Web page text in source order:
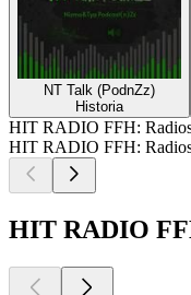
NT Talk (PodnZz)
Historia
HIT RADIO FFH:
HIT RADIO FFH:
HIT RADIO